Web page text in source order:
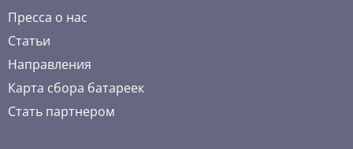
Пресса о нас
Статьи
Направления
Карта сбора батареек
Стать партнером